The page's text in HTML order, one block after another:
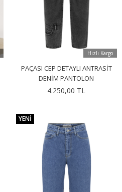
Hızlı Kargo
PAÇASI CEP DETAYLI ANTRASIT
DENIM PANTOLON
4.250,00 TL
YENI